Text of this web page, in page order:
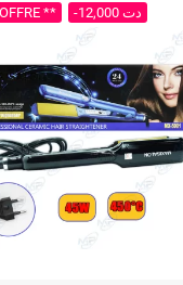
** -12,000 دت